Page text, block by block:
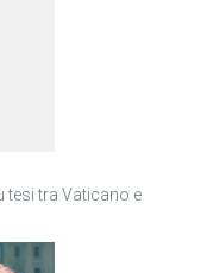
tesi tra Vaticano e